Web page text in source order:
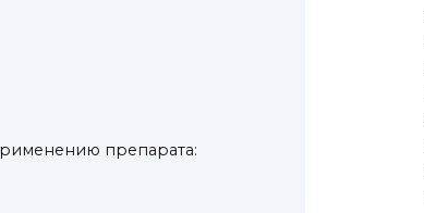
препарата: